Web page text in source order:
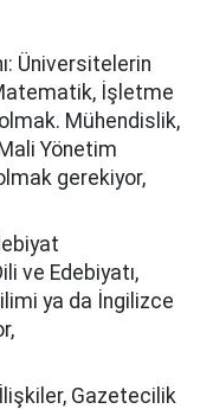
Üniversitelerin
İşletme
Mühendislik,
Yönetim
gerekiyor,
ve Edebiyatı,
ya da İngilizce
Gazetecilik